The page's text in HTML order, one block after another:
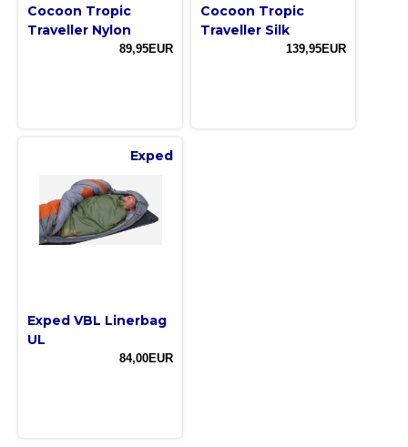
Cocoon Tropic
Traveller Nylon
89,95EUR
Cocoon Tropic
Traveller Silk
139,95EUR
Exped
Exped VBL Linerbag
UL
84,00EUR